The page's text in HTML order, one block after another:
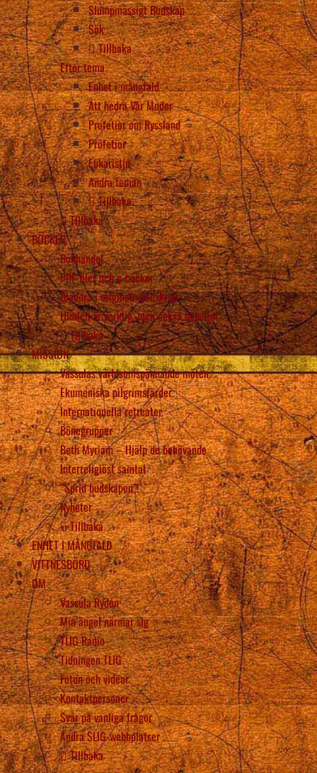
Slumpmässigt Budskap
Sök
Tillbaka
Efter tema
Enhet i mångfald
Att hedra Vår Moder
Profetior om Ryssland
Profetior
Eukaristin
Andra teman
Tillbaka
Tillbaka
BÖCKER
Bokhandel
PDF-filer och e-böcker
Bläddra i originalmanuskript
Himlen är verklig, men också helvetet
Tillbaka
MISSION
Vassulas världsomspännande möten
Ekumeniska pilgrimsfärder
Internationella retreater
Bönegrupper
Beth Myriam – Hjälp de behövande
Interreligiöst samtal
“Sprid budskapen”!
Nyheter
Tillbaka
ENHET I MÅNGFALD
VITTNESBÖRD
OM
Vassula Rydén
Min ängel närmar sig
TLIG Radio
Tidningen TLIG
Foton och videor
Kontaktpersoner
Svar på vanliga frågor
Andra SLIG-webbplatser
Tillbaka